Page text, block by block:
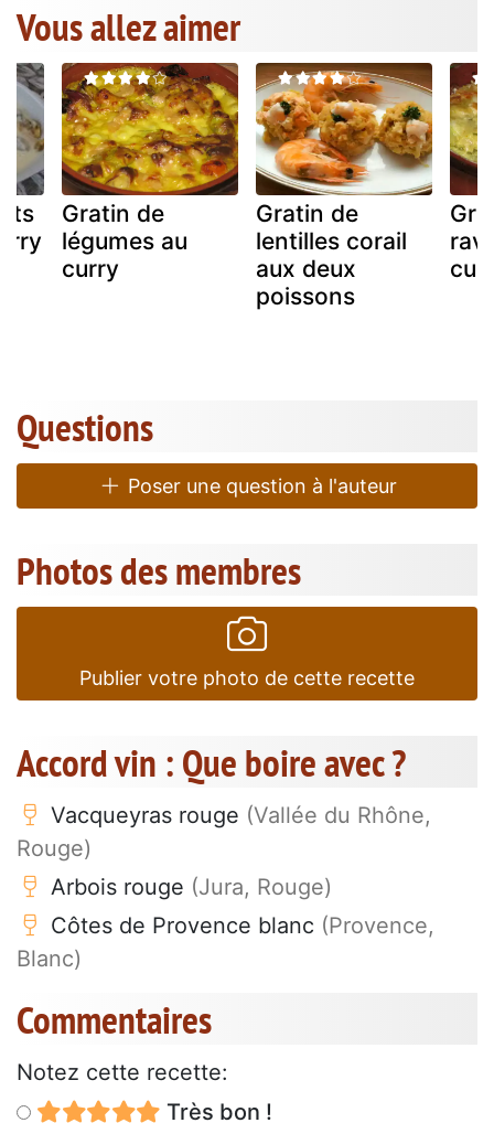
Vous allez aimer
Gratin de
légumes au
curry
Gratin de
lentilles corail
aux deux
poissons
Questions
Poser une question à l'auteur
Photos des membres
Publier votre photo de cette recette
Accord vin : Que boire avec ?
Vacqueyras rouge (Vallée du Rhône,
Rouge)
Arbois rouge (Jura, Rouge)
Côtes de Provence blanc (Provence,
Blanc)
Commentaires
Notez cette recette:
Très bon !